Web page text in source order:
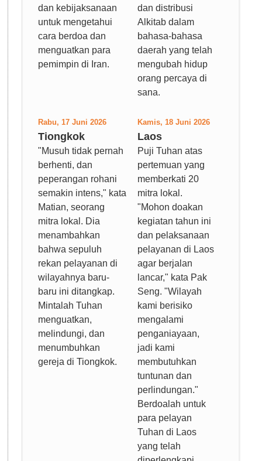
dan kebijaksanaan
untuk mengetahui
cara berdoa dan
menguatkan para
pemimpin di Iran.
dan distribusi
Alkitab dalam
bahasa-bahasa
daerah yang telah
mengubah hidup
orang percaya di
sana.
Rabu, 17 Juni 2026
Tiongkok
"Musuh tidak pernah
berhenti, dan
peperangan rohani
semakin intens," kata
Matian, seorang
mitra lokal. Dia
menambahkan
bahwa sepuluh
rekan pelayanan di
wilayahnya baru-
baru ini ditangkap.
Mintalah Tuhan
menguatkan,
melindungi, dan
menumbuhkan
gereja di Tiongkok.
Kamis, 18 Juni 2026
Laos
Puji Tuhan atas
pertemuan yang
memberkati 20
mitra lokal.
"Mohon doakan
kegiatan tahun ini
dan pelaksanaan
pelayanan di Laos
agar berjalan
lancar," kata Pak
Seng. "Wilayah
kami berisiko
mengalami
penganiayaan,
jadi kami
membutuhkan
tuntunan dan
perlindungan."
Berdoalah untuk
para pelayan
Tuhan di Laos
yang telah